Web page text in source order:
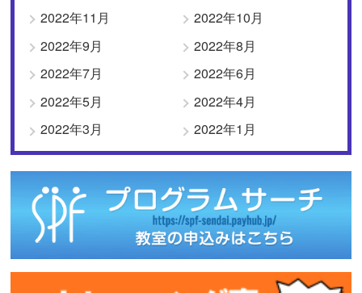
2022年11月
2022年10月
2022年9月
2022年8月
2022年7月
2022年6月
2022年5月
2022年4月
2022年3月
2022年1月